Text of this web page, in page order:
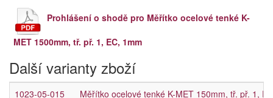
Prohlášení o shodě pro Měřítko ocelové tenké K-
MET 1500mm, tř. př. 1, EC, 1mm
Další varianty zboží
1023-05-015
Měřítko ocelové tenké K-MET 150mm, tř. př. 1, EC